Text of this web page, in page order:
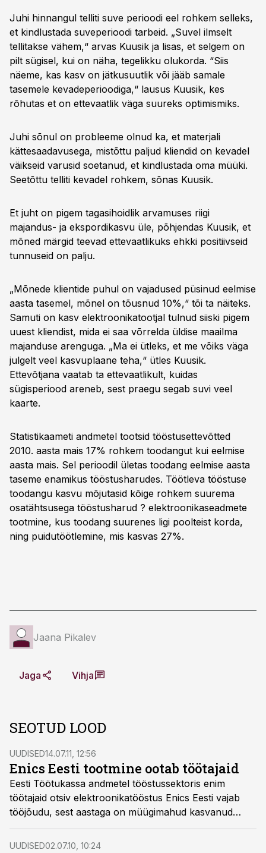
Juhi hinnangul telliti suve perioodi eel rohkem selleks,
et kindlustada suveperioodi tarbeid. „Suvel ilmselt
tellitakse vähem,“ arvas Kuusik ja lisas, et selgem on
pilt sügisel, kui on näha, tegelikku olukorda. “Siis
näeme, kas kasv on jätkusuutlik või jääb samale
tasemele kevadeperioodiga,“ lausus Kuusik, kes
rõhutas et on ettevaatlik väga suureks optimismiks.
Juhi sõnul on probleeme olnud ka, et materjali
kättesaadavusega, mistõttu paljud kliendid on kevadel
väikseid varusid soetanud, et kindlustada oma müüki.
Seetõttu telliti kevadel rohkem, sõnas Kuusik.
Et juht on pigem tagasihoidlik arvamuses riigi
majandus- ja ekspordikasvu üle, põhjendas Kuusik, et
mõned märgid teevad ettevaatlikuks ehkki positiivseid
tunnuseid on palju.
„Mõnede klientide puhul on vajadused püsinud eelmise
aasta tasemel, mõnel on tõusnud 10%,“ tõi ta näiteks.
Samuti on kasv elektroonikatootjal tulnud siiski pigem
uuest kliendist, mida ei saa võrrelda üldise maailma
majanduse arenguga. „Ma ei ütleks, et me võiks väga
julgelt veel kasvuplaane teha,“ ütles Kuusik.
Ettevõtjana vaatab ta ettevaatlikult, kuidas
sügisperiood areneb, sest praegu segab suvi veel
kaarte.
Statistikaameti andmetel tootsid tööstusettevõtted
2010. aasta mais 17% rohkem toodangut kui eelmise
aasta mais. Sel perioodil ületas toodang eelmise aasta
taseme enamikus tööstusharudes. Töötleva tööstuse
toodangu kasvu mõjutasid kõige rohkem suurema
osatähtsusega tööstusharud ? elektroonikaseadmete
tootmine, kus toodang suurenes ligi poolteist korda,
ning puidutöötlemine, mis kasvas 27%.
Jaana Pikalev
Jaga Vihja
SEOTUD LOOD
UUDISED14.07.11, 12:56
Enics Eesti tootmine ootab töötajaid
Eesti Töötukassa andmetel tööstussektoris enim
töötajaid otsiv elektroonikatööstus Enics Eesti vajab
tööjõudu, sest aastaga on müügimahud kasvanud
60%.
UUDISED02.07.10, 10:24